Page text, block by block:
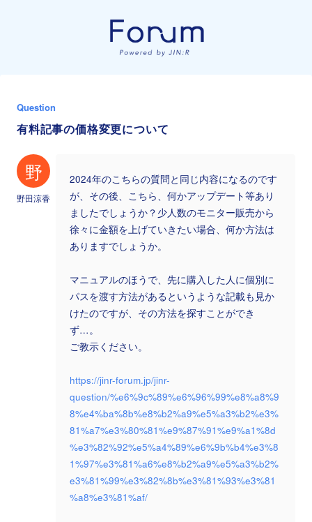
Question
有料記事の価格変更について
野
野田涼香
2024年のこちらの質問と同じ内容になるのです
が、その後、こちら、何かアップデート等あり
ましたでしょうか？少人数のモニター販売から
徐々に金額を上げていきたい場合、何か方法は
ありますでしょうか。
マニュアルのほうで、先に購入した人に個別に
パスを渡す方法があるというような記載も見か
けたのですが、その方法を探すことができ
ず…。
ご教示ください。
https://jinr-forum.jp/jinr-
question/%e6%9c%89%e6%96%99%e8%a8%9
8%e4%ba%8b%e8%b2%a9%e5%a3%b2%e3%
81%a7%e3%80%81%e9%87%91%e9%a1%8d
%e3%82%92%e5%a4%89%e6%9b%b4%e3%8
1%97%e3%81%a6%e8%b2%a9%e5%a3%b2%
e3%81%99%e3%82%8b%e3%81%93%e3%81
%a8%e3%81%af/